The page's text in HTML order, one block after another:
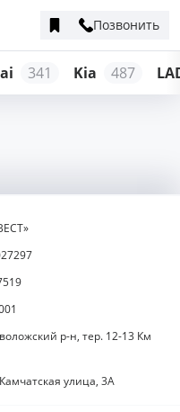
Позвонить
341 Kia 487
р-н, тер. 12-13 Км
улица, 3А